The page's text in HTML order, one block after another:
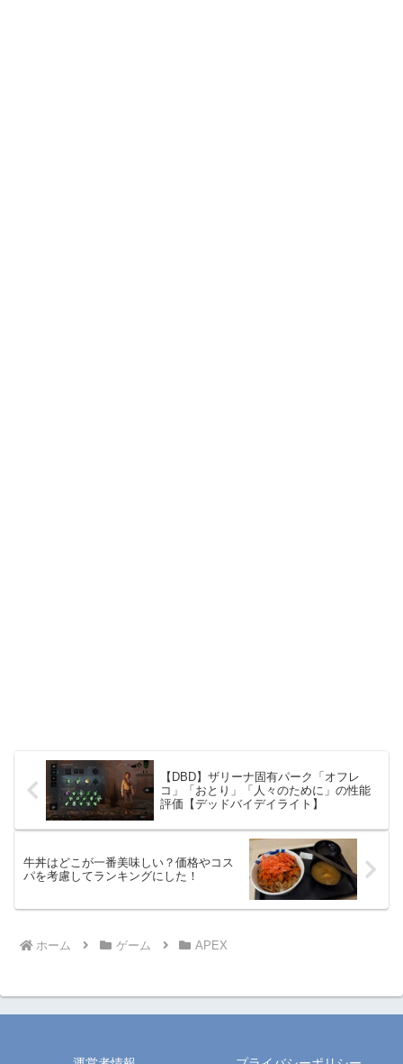
【DBD】ザリーナ固有パーク「オフレ
コ」「おとり」「人々のために」の性能
評価【デッドバイデイライト】
牛丼はどこが一番美味しい？価格やコス
パを考慮してランキングにした！
ホーム ゲーム APEX